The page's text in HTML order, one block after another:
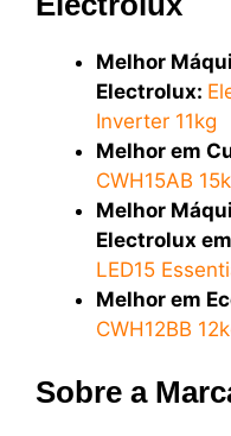
Melhor
Electrolux:
Inverter 11kg
Melhor em
CWH15AB
Melhor
Electrolux
LED15
Melhor em
CWH12BB
Sobre a